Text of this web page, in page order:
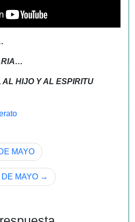
AL HIJO Y AL ESPIRITU
MAYO
MAYO